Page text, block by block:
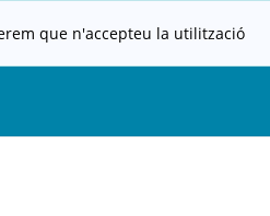
que n'accepteu la utilització